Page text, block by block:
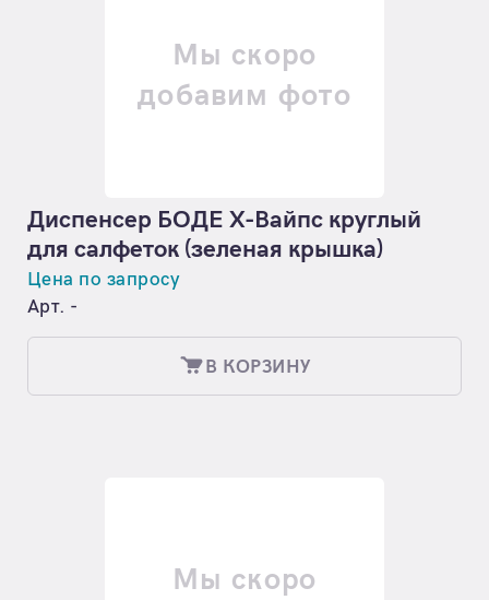
Мы скоро
добавим фото
Диспенсер БОДЕ Х-Вайпс круглый
для салфеток (зеленая крышка)
Цена по запросу
Арт. -
В КОРЗИНУ
Мы скоро